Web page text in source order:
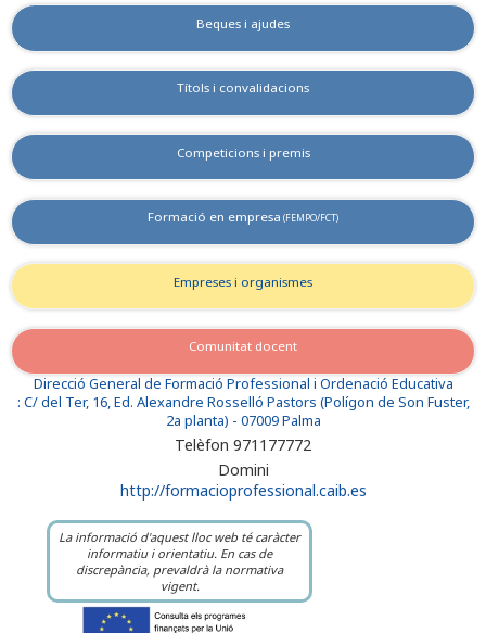
Beques i ajudes
Títols i convalidacions
Competicions i premis
Formació en empresa (FEMPO/FCT)
Empreses i organismes
Comunitat docent
Direcció General de Formació Professional i Ordenació Educativa
: C/ del Ter, 16, Ed. Alexandre Rosselló Pastors (Polígon de Son Fuster,
2a planta) - 07009 Palma
Telèfon 971177772
Domini
http://formacioprofessional.caib.es
La informació d'aquest lloc web té caràcter
informatiu i orientatiu. En cas de
discrepància, prevaldrà la normativa
vigent.